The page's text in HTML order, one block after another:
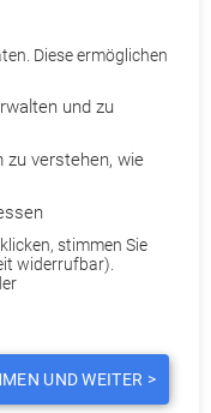
renommierte
wurde in der
erwähnt, obwohl
wurde den
vorgeschoben
gezwungen
stark!
Kostenrisiko das
nach Fall ist eine
Diese ermöglichen
und zu
zu verstehen, wie
stimmen Sie
widerrufbar).
UND WEITER >